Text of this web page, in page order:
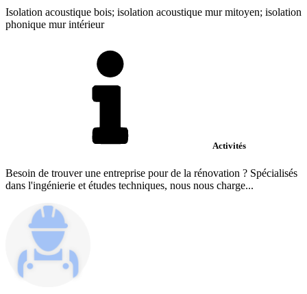
Isolation acoustique bois; isolation acoustique mur mitoyen; isolation
phonique mur intérieur
Activités
Besoin de trouver une entreprise pour de la rénovation ? Spécialisés
dans l'ingénierie et études techniques, nous nous charge...